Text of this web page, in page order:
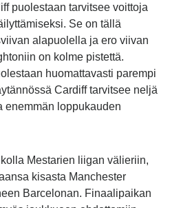
puolestaan tarvitsee voittoja
Se on tällä
alapuolella ja ero viivan
on kolme pistettä.
huomattavasti parempi
Cardiff tarvitsee neljä
enemmän loppukauden
Mestarien liigan välieriin,
kisasta Manchester
Barcelonan. Finaalipaikan